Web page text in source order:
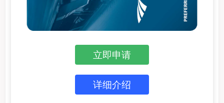
立即申请
详细介绍